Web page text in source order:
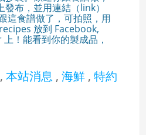
布，並用連結（link）
這食譜做了，可拍照，用
放到 Facebook,
！能看到你的製成品，
,本站消息 ,海鮮 ,特約